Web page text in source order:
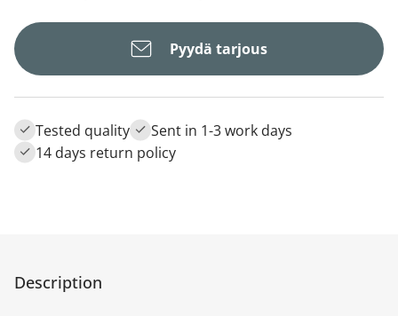
Pyydä tarjous
Tested quality
Sent in 1-3 work days
14 days return policy
Description